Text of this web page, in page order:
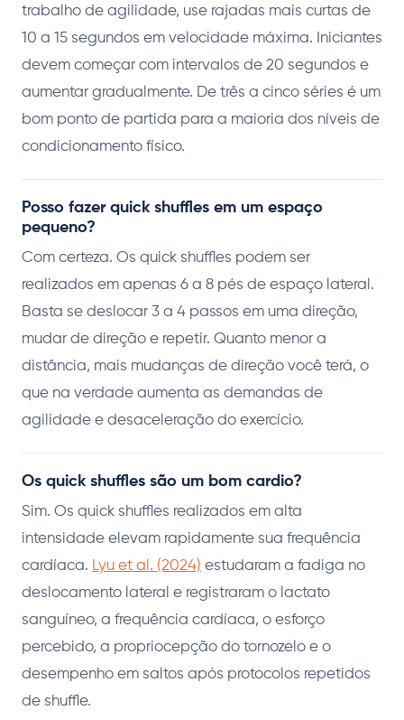
trabalho de agilidade, use rajadas mais curtas de
10 a 15 segundos em velocidade máxima. Iniciantes
devem começar com intervalos de 20 segundos e
aumentar gradualmente. De três a cinco séries é um
bom ponto de partida para a maioria dos níveis de
condicionamento físico.
Posso fazer quick shuffles em um espaço
pequeno?
Com certeza. Os quick shuffles podem ser
realizados em apenas 6 a 8 pés de espaço lateral.
Basta se deslocar 3 a 4 passos em uma direção,
mudar de direção e repetir. Quanto menor a
distância, mais mudanças de direção você terá, o
que na verdade aumenta as demandas de
agilidade e desaceleração do exercício.
Os quick shuffles são um bom cardio?
Sim. Os quick shuffles realizados em alta
intensidade elevam rapidamente sua frequência
cardíaca. Lyu et al. (2024) estudaram a fadiga no
deslocamento lateral e registraram o lactato
sanguíneo, a frequência cardíaca, o esforço
percebido, a propriocepção do tornozelo e o
desempenho em saltos após protocolos repetidos
de shuffle.